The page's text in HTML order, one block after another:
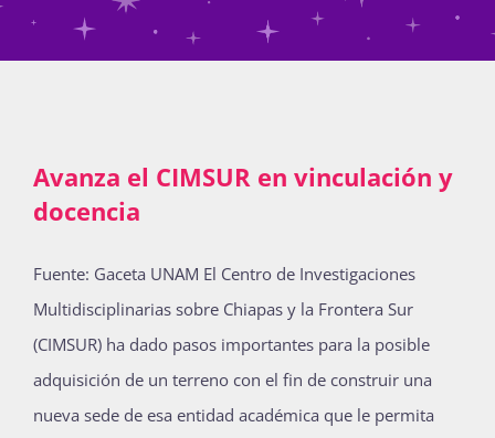
Atención de la violencia de género
La Boletina
Blog
Avanza el CIMSUR en vinculación y
docencia
Fuente: Gaceta UNAM El Centro de Investigaciones
Multidisciplinarias sobre Chiapas y la Frontera Sur
(CIMSUR) ha dado pasos importantes para la posible
adquisición de un terreno con el fin de construir una
nueva sede de esa entidad académica que le permita